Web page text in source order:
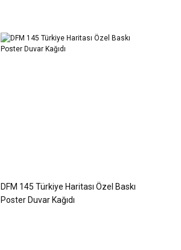
DFM 145 Türkiye Haritası Özel Baskı
Poster Duvar Kağıdı